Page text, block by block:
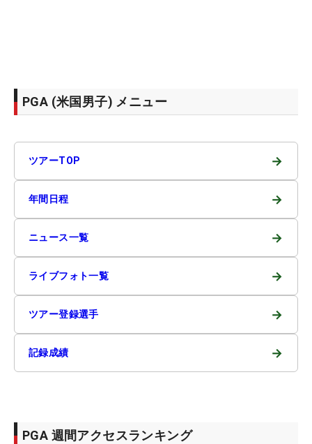
PGA (米国男子) メニュー
ツアーTOP →
年間日程 →
ニュース一覧 →
ライブフォト一覧 →
ツアー登録選手 →
記録成績 →
PGA 週間アクセスランキング